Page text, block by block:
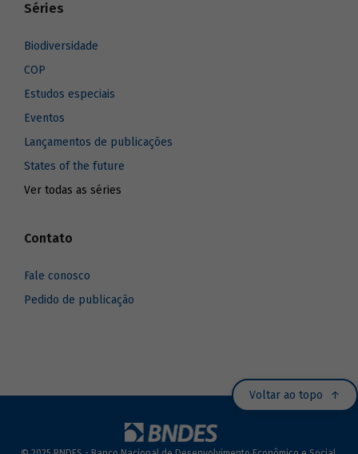
Séries
Biodiversidade
COP
Estudos especiais
Eventos
Lançamentos de publicações
States of the future
Ver todas as séries
Contato
Fale conosco
Pedido de publicação
Voltar ao topo